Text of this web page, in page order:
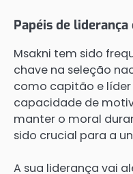
Papéis de
Msakni tem sido
chave na seleção
como capitão e
capacidade de
manter o moral
sido crucial para a
A sua liderança vai